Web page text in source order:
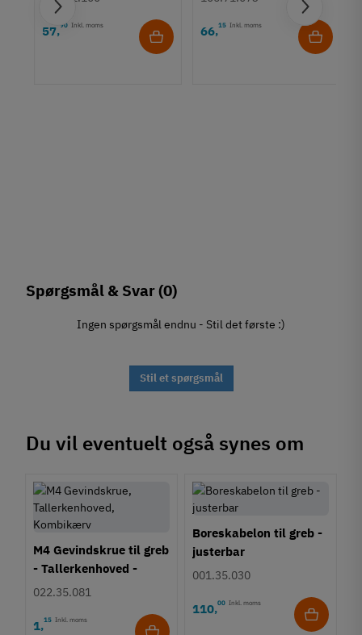
57,90 Inkl. moms 66,15 Inkl. moms
Spørgsmål & Svar(0)
Ingen spørgsmål endnu - Stil det første :)
Stil et spørgsmål
Du vil eventuelt også synes om
M4 Gevindskrue til greb
- Tallerkenhoved -
Krydskærv
022.35.081
1,15 Inkl. moms
Boreskabelon til greb -
justerbar
001.35.030
110,00 Inkl. moms